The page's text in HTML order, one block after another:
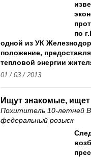
по
одной из УК
положение,
тепловой энергии
01 / 03 / 2013
Ищут знакомые,
Похититель 10-летней
федеральный розыск